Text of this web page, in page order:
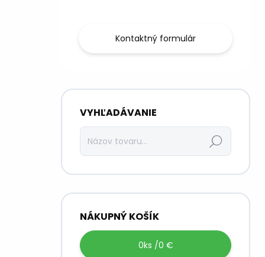
Kontaktný formulár
VYHĽADÁVANIE
Hľadať
NÁKUPNÝ KOŠÍK
0ks /0 €